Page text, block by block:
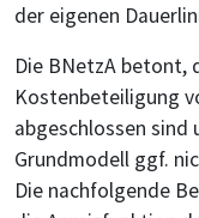
der eigenen
Die BNetzA betont,
Kostenbeteiligung
abgeschlossen sind
Grundmodell ggf.
Die nachfolgende